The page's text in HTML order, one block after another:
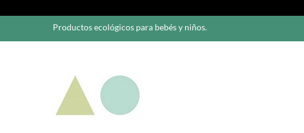
Productos ecológicos para bebés y niños.